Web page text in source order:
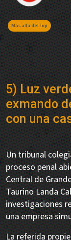
Más allá del Top
5) Luz
exmando
con una
Un tribunal
proceso penal
Central de
Taurino Landa
investigaciones
una empresa
La referida